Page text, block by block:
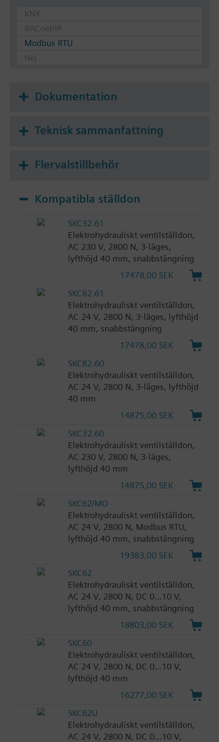
KNX
BACnet/IP
Modbus RTU
Nej
Dokumentation
Teknisk sammanfattning
Flervalstillbehör
Kompatibla ställdon
SKC32.61
Elektrohydrauliskt ventilställdon,
AC 230 V, 2800 N, 3-läges,
lyfthöjd 40 mm, snabbstängning
17478,00 SEK
SKC82.61
Elektrohydrauliskt ventilställdon,
AC 24 V, 2800 N, 3-läges, lyfthöjd
40 mm, snabbstängning
17478,00 SEK
SKC82.60
Elektrohydrauliskt ventilställdon,
AC 24 V, 2800 N, 3-läges, lyfthöjd
40 mm
14875,00 SEK
SKC32.60
Elektrohydrauliskt ventilställdon,
AC 230 V, 2800 N, 3-läges,
lyfthöjd 40 mm
14875,00 SEK
SKC62/MO
Elektrohydrauliskt ventilställdon,
AC 24 V, 2800 N, Modbus RTU,
lyfthöjd 40 mm, snabbstängning
19383,00 SEK
SKC62
Elektrohydrauliskt ventilställdon,
AC 24 V, 2800 N, DC 0...10 V,
lyfthöjd 40 mm, snabbstängning
18803,00 SEK
SKC60
Elektrohydrauliskt ventilställdon,
AC 24 V, 2800 N, DC 0...10 V,
lyfthöjd 40 mm
16277,00 SEK
SKC62U
Elektrohydrauliskt ventilställdon,
AC 24 V, 2800 N, DC 0...10 V,